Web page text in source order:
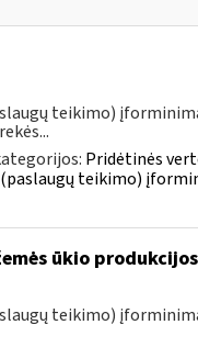
teikimo)
Pridėtinės
teikimo)
ūkio produkcijos
teikimo)